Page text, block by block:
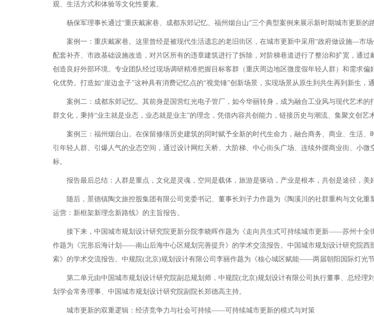
观、生活方式和体验等文化性要素。
杨保军理事长通过“重庆戴家巷、成都东郊记忆、福州烟台山”三个典型案例来展示新时期城市更新的
案例一：重庆戴家巷。这里曾经是被现代生活遗忘的老旧街区，在城市更新中采用“政府做设施—市
配套补齐、市政基础设施改造，对片区所有的违章建筑进行了拆除，对阶梯巷道进行了整治和扩宽，通
创造良好外部环境。专业团队经过现场调研精准把握目标客群（重庆周边地区微度假年轻人群）和需求
化优势。打造如“崖边盒子”这种具有消费记忆点的“视觉锤”创新场景，实现场景从原生到共生再到新生，
案例二：成都东郊记忆。其前身是国营红光电子管厂，如今华丽转身，成为融合工业风与现代艺术的
群文化，秉持“业主就是业态，业态就是业主”的理念，凭借内容共创能力，链接历史与潮流、集聚文创艺
案例三：福州烟台山。在保留修缮历史建筑的同时赋予全新的时代生命力，融合商务、商业、生活、
引年轻人群、引爆人气的业态空间，通过设计网红天桥、大阶梯、中心街头广场、连续外摆商业街、小
标。
报告最后总结：人群是重点，文化是灵魂，空间是载体，旅游是驱动，产业是根本，共创是途径，美
随后，景德镇陶文旅控股集团有限公司党委书记、董事长刘子力作题为《陶溪川的社群重构与文化重
运营：新框架新理念新路线》的主旨报告。
接下来，中国城市规划设计研究院更新分院李晓晖作题为《走向共生式可持续城市更新——苏州十全
作题为《完形后海计划——南山后海中心区规划完善提升》的学术交流报告。中国城市规划设计研究院
索》的学术交流报告。中规院(北京)规划设计有限公司李丽作题为《核心城区赋能——两届朝阳国际灯光节
第二单元由中国城市规划设计研究院副总规划师，中规院(北京)规划设计有限公司执行董事、总经理
划学会常务理事、中国城市规划设计研究院副院长郑德高主持。
城市更新的双重逻辑：经济竞争力与社会可持续——可持续城市更新的模式与对策